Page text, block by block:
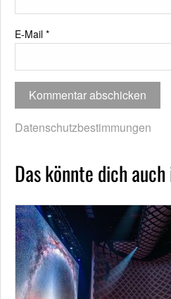
E-Mail *
Datenschutzbestimmungen
Das könnte dich